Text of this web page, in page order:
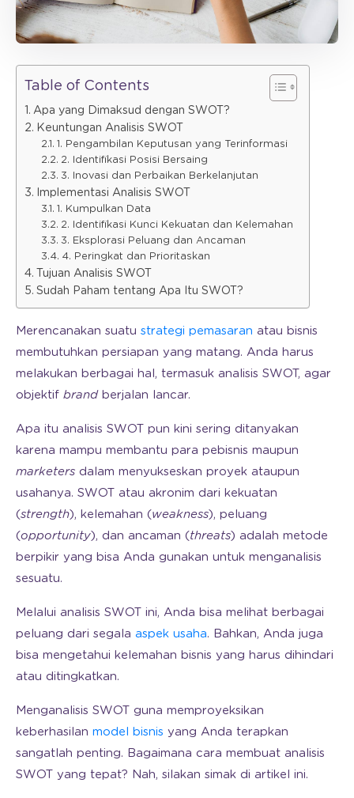
Table of Contents
Apa yang Dimaksud dengan SWOT?
Keuntungan Analisis SWOT
1. Pengambilan Keputusan yang Terinformasi
2. Identifikasi Posisi Bersaing
3. Inovasi dan Perbaikan Berkelanjutan
Implementasi Analisis SWOT
1. Kumpulkan Data
2. Identifikasi Kunci Kekuatan dan Kelemahan
3. Eksplorasi Peluang dan Ancaman
4. Peringkat dan Prioritaskan
Tujuan Analisis SWOT
Sudah Paham tentang Apa Itu SWOT?
Merencanakan suatu strategi pemasaran atau bisnis
membutuhkan persiapan yang matang. Anda harus
melakukan berbagai hal, termasuk analisis SWOT, agar
objektif brand berjalan lancar.
Apa itu analisis SWOT pun kini sering ditanyakan
karena mampu membantu para pebisnis maupun
marketers dalam menyukseskan proyek ataupun
usahanya. SWOT atau akronim dari kekuatan
(strength), kelemahan (weakness), peluang
(opportunity), dan ancaman (threats) adalah metode
berpikir yang bisa Anda gunakan untuk menganalisis
sesuatu.
Melalui analisis SWOT ini, Anda bisa melihat berbagai
peluang dari segala aspek usaha. Bahkan, Anda juga
bisa mengetahui kelemahan bisnis yang harus dihindari
atau ditingkatkan.
Menganalisis SWOT guna memproyeksikan
keberhasilan model bisnis yang Anda terapkan
sangatlah penting. Bagaimana cara membuat analisis
SWOT yang tepat? Nah, silakan simak di artikel ini.